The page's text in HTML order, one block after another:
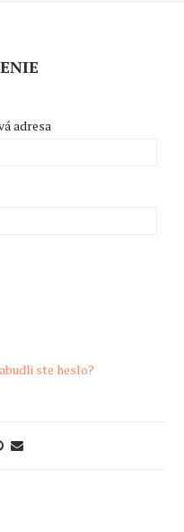
adresa
ste heslo?